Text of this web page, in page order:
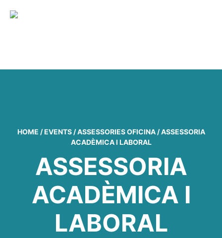
HOME / EVENTS / ASSESSORIES OFICINA / ASSESSORIA
ACADÈMICA I LABORAL
ASSESSORIA
ACADÈMICA I
LABORAL